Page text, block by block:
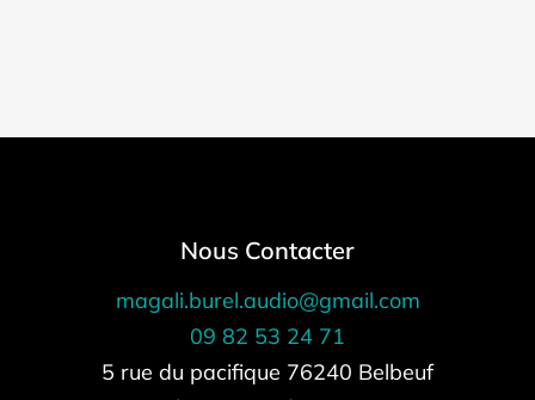
Nous Contacter
magali.burel.audio@gmail.com
09 82 53 24 71
5 rue du pacifique 76240 Belbeuf